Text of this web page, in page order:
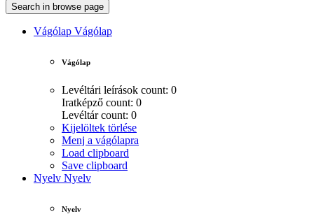
Search in browse page
Vágólap Vágólap
Vágólap
Levéltári leírások count: 0
Iratképző count: 0
Levéltár count: 0
Kijelöltek törlése
Menj a vágólapra
Load clipboard
Save clipboard
Nyelv Nyelv
Nyelv